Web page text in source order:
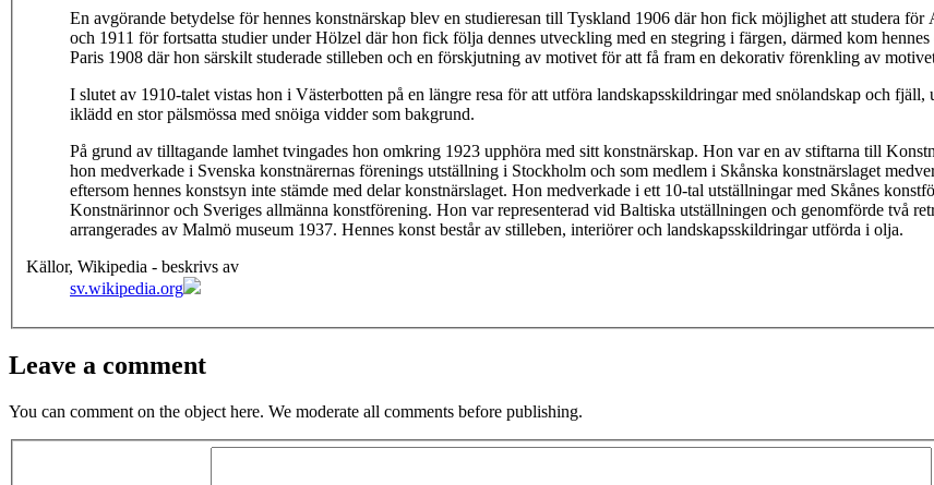
En avgörande betydelse för hennes konstnärskap blev en studieresan till Tyskland 1906 där hon fick möjlighet att studera
och 1911 för fortsatta studier under Hölzel där hon fick följa dennes utveckling med en stegring i färgen, därmed kom
Paris 1908 där hon särskilt studerade stilleben och en förskjutning av motivet för att få fram en dekorativ förenkling av
I slutet av 1910-talet vistas hon i Västerbotten på en längre resa för att utföra landskapsskildringar med snölandskap och
iklädd en stor pälsmössa med snöiga vidder som bakgrund.
På grund av tilltagande lamhet tvingades hon omkring 1923 upphöra med sitt konstnärskap. Hon var en av stiftarna till
hon medverkade i Svenska konstnärernas förenings utställning i Stockholm och som medlem i Skånska konstnärslaget
eftersom hennes konstsyn inte stämde med delar konstnärslaget. Hon medverkade i ett 10-tal utställningar med Skånes
Konstnärinnor och Sveriges allmänna konstförening. Hon var representerad vid Baltiska utställningen och genomförde två
arrangerades av Malmö museum 1937. Hennes konst består av stilleben, interiörer och landskapsskildringar utförda i olja.
Källor, Wikipedia - beskrivs av
sv.wikipedia.org
Leave a comment
You can comment on the object here. We moderate all comments before publishing.